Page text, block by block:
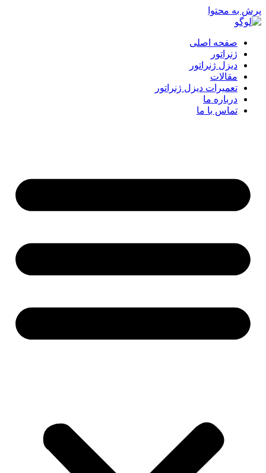
پرش به محتوا
صفحه اصلی
ژنراتور
دیزل ژنراتور
مقالات
تعمیرات دیزل ژنراتور
درباره ما
تماس با ما